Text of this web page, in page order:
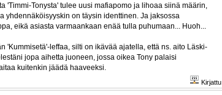
'Timmi-Tonysta' tulee uusi mafiapomo ja lihoaa siinä määrin,
yhdennäköisyyskin on täysin identtinen. Ja jaksossa
eikä asiasta varmaankaan enää tulla puhumaan... Huoh...
'Kummisetä'-leffaa, silti on ikävää ajatella, että ns. aito Läski-
jopa aihetta juoneen, jossa oikea Tony palaisi
kuitenkin jäädä haaveeksi.
Kirjattu